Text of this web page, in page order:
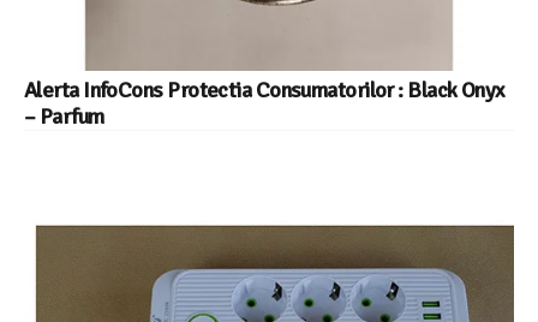
Alerta InfoCons Protectia Consumatorilor : Black Onyx
– Parfum